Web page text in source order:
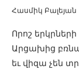
Հասմիկ Բալեյան
Որոշ
Արցախից
եւ վիզա չեն